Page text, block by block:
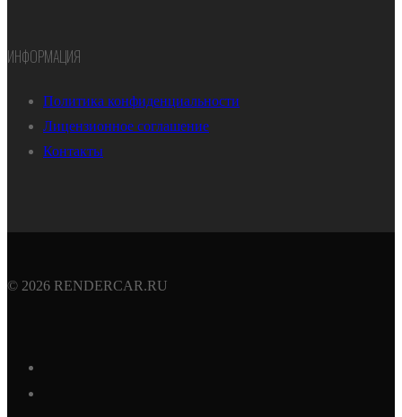
ИНФОРМАЦИЯ
Политика конфиденциальности
Лицензионное соглашение
Контакты
© 2026 RENDERCAR.RU